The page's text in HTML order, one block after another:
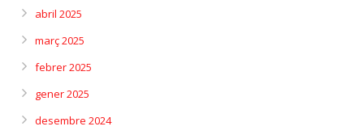
abril 2025
març 2025
febrer 2025
gener 2025
desembre 2024